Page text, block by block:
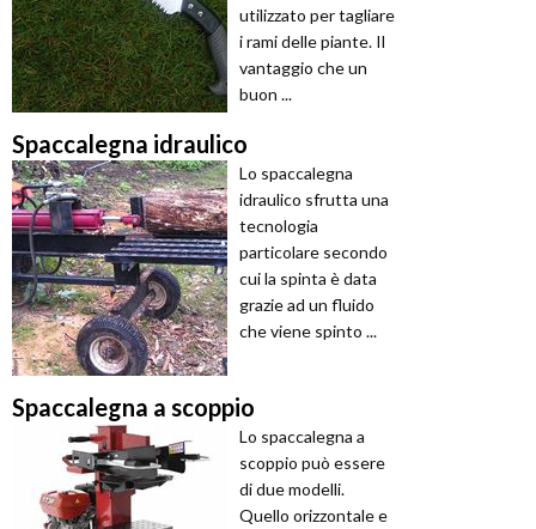
utilizzato per tagliare
i rami delle piante. Il
vantaggio che un
buon ...
Spaccalegna idraulico
Lo spaccalegna
idraulico sfrutta una
tecnologia
particolare secondo
cui la spinta è data
grazie ad un fluido
che viene spinto ...
Spaccalegna a scoppio
Lo spaccalegna a
scoppio può essere
di due modelli.
Quello orizzontale e